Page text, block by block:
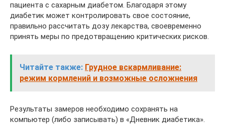
пациента с сахарным диабетом. Благодаря этому
диабетик может контролировать свое состояние,
правильно рассчитать дозу лекарства, своевременно
принять меры по предотвращению критических рисков.
Читайте также: Грудное вскармливание:
режим кормлений и возможные осложнения
Результаты замеров необходимо сохранять на
компьютер (либо записывать) в «Дневник диабетика».